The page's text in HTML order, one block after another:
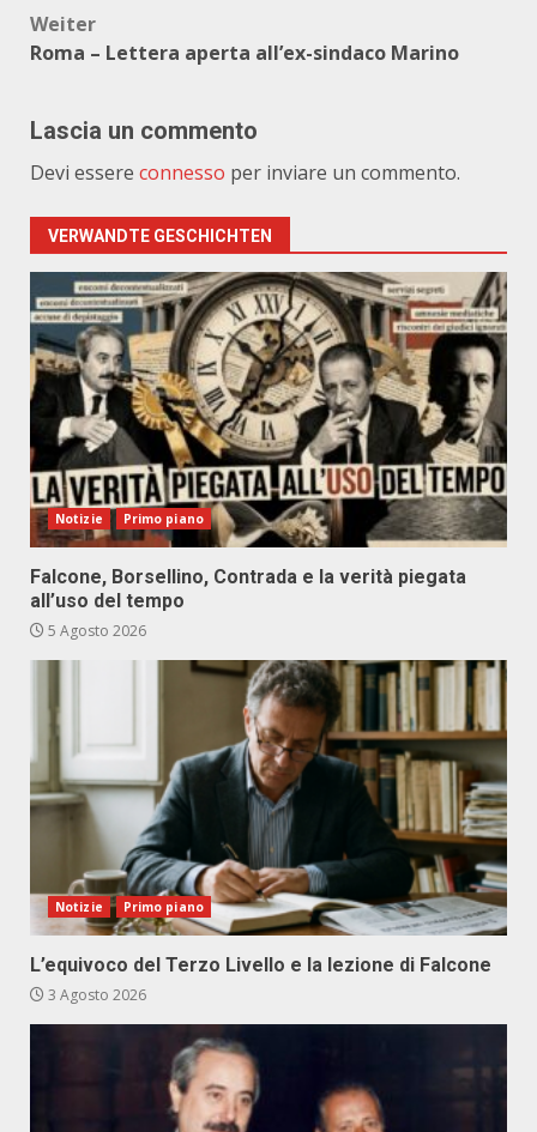
Weiter
Roma – Lettera aperta all’ex-sindaco Marino
Lascia un commento
Devi essere connesso per inviare un commento.
VERWANDTE GESCHICHTEN
Notizie Primo piano
Falcone, Borsellino, Contrada e la verità piegata
all’uso del tempo
5 Agosto 2026
Notizie Primo piano
L’equivoco del Terzo Livello e la lezione di Falcone
3 Agosto 2026